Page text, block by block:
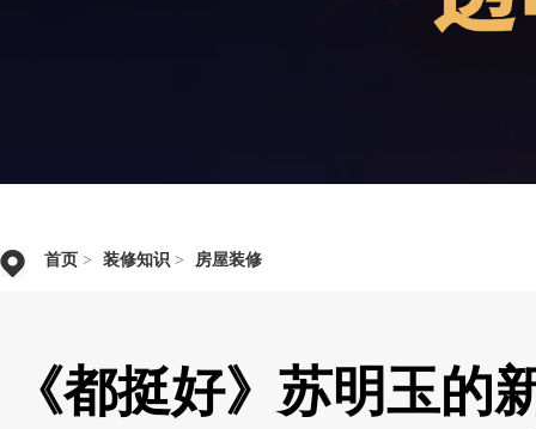
首页 > 装修知识 > 房屋装修
《都挺好》苏明玉的